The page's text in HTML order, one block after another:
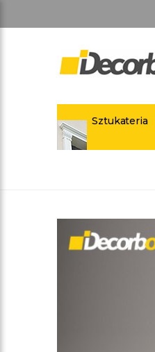
Sztukateria